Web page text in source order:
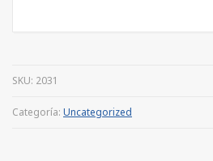
SKU: 2031
Categoría: Uncategorized